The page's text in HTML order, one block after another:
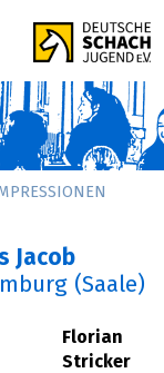
Jacob
(Saale)
Florian
Stricker